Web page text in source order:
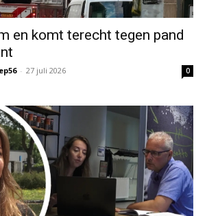
en komt terecht tegen pand
- 27 juli 2026 0